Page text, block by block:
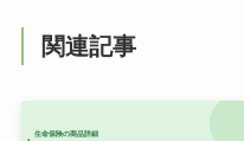
関連記事